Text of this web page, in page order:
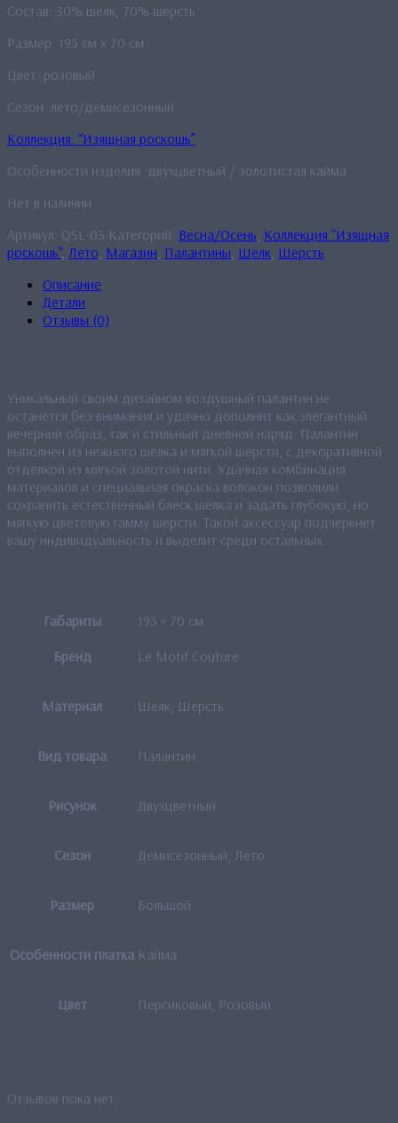
Состав: 30% шёлк, 70% шерсть
Размер: 195 см x 70 см
Цвет: розовый
Сезон: лето/демисезонный
Коллекция: “Изящная роскошь”
Особенности изделия: двухцветный / золотистая кайма
Нет в наличии
Артикул: QSL-03 Категорий: Весна/Осень Коллекция "Изящная
роскошь", Лето Магазин Палантины Шёлк Шерсть
Описание
Детали
Отзывы (0)
Уникальный своим дизайном воздушный палантин не
останется без внимания и удачно дополнит как элегантный
вечерний образ, так и стильный дневной наряд. Палантин
выполнен из нежного шёлка и мягкой шерсти, с декоративной
отделкой из мягкой золотой нити. Удачная комбинация
материалов и специальная окраска волокон позволили
сохранить естественный блеск шёлка и задать глубокую, но
мягкую цветовую гамму шерсти. Такой аксессуар подчеркнет
вашу индивидуальность и выделит среди остальных.
Габариты
195 × 70 см
Бренд
Le Motif Couture
Материал Шёлк, Шерсть
Вид товара Палантин
Рисунок Двухцветный
Сезон Демисезонный, Лето
Размер Большой
Особенности платка Кайма
Цвет Персиковый, Розовый
Отзывов пока нет.